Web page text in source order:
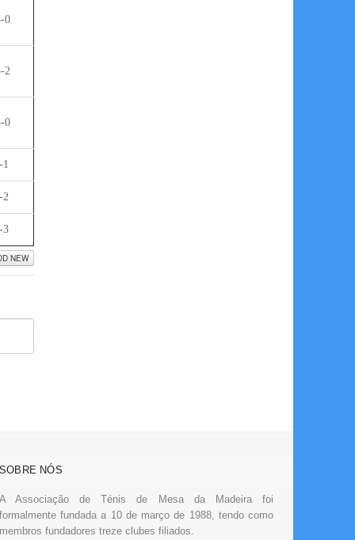
0
2
0
1
2
3
NEW
SOBRE NÓS
A Associação de Ténis de Mesa da Madeira foi
formalmente fundada a 10 de março de 1988, tendo como
membros fundadores treze clubes filiados.